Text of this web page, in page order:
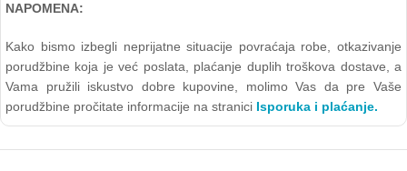
NAPOMENA:
Kako bismo izbegli neprijatne situacije povraćaja robe, otkazivanje
porudžbine koja je već poslata, plaćanje duplih troškova dostave, a
Vama pružili iskustvo dobre kupovine, molimo Vas da pre Vaše
porudžbine pročitate informacije na stranici Isporuka i plaćanje.